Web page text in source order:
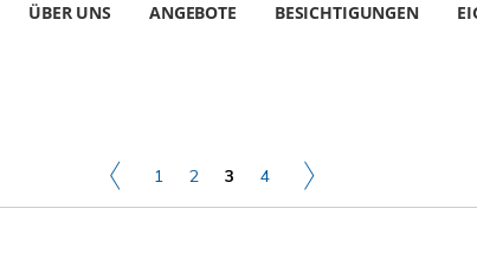
ÜBER UNS ANGEBOTE BESICHTIGUNGEN
1 2 3 4